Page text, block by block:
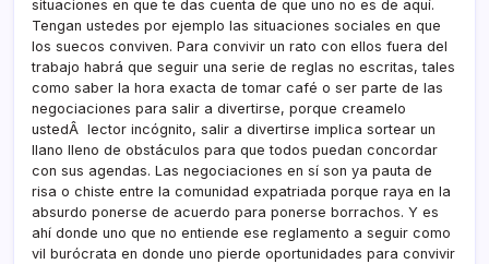
situaciones en que te das cuenta de que uno no es de aquí­.
Tengan ustedes por ejemplo las situaciones sociales en que
los suecos conviven. Para convivir un rato con ellos fuera del
trabajo habrá que seguir una serie de reglas no escritas, tales
como saber la hora exacta de tomar café o ser parte de las
negociaciones para salir a divertirse, porque creamelo
ustedÂ lector incógnito, salir a divertirse implica sortear un
llano lleno de obstáculos para que todos puedan concordar
con sus agendas. Las negociaciones en sí­ son ya pauta de
risa o chiste entre la comunidad expatriada porque raya en la
absurdo ponerse de acuerdo para ponerse borrachos. Y es
ahí­ donde uno que no entiende ese reglamento a seguir como
vil burócrata en donde uno pierde oportunidades para convivir